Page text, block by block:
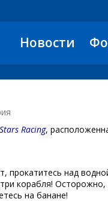
Новости
Racing,
прокатитесь над
корабля! Осторожно,
на банане!